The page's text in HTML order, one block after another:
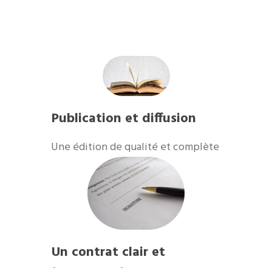
Publication et diffusion
​Une édition de qualité et complète
Un contrat clair et